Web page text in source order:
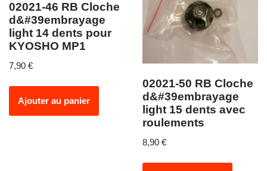
02021-46 RB Cloche
d&#39embrayage
light 14 dents pour
KYOSHO MP1
7,90 €
Ajouter au panier
02021-50 RB Cloche
d&#39embrayage
light 15 dents avec
roulements
8,90 €